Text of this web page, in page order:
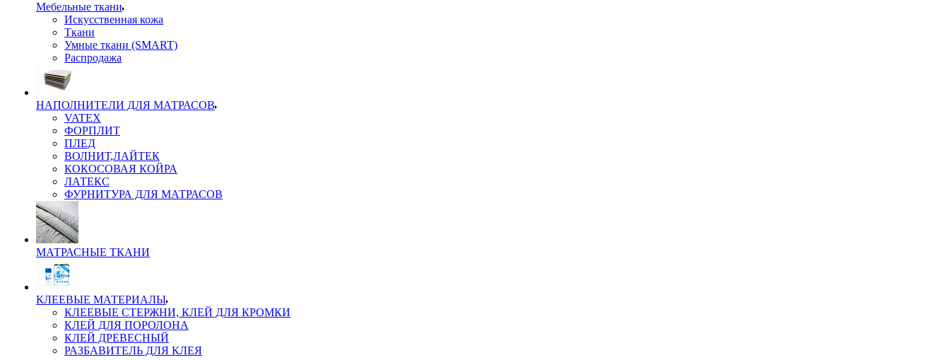
Мебельные ткани
Искусственная кожа
Ткани
Умные ткани (SMART)
Распродажа
НАПОЛНИТЕЛИ ДЛЯ МАТРАСОВ
VATEX
ФОРПЛИТ
ПЛЕД
ВОЛНИТ,ЛАЙТЕК
КОКОСОВАЯ КОЙРА
ЛАТЕКС
ФУРНИТУРА ДЛЯ МАТРАСОВ
МАТРАСНЫЕ ТКАНИ
КЛЕЕВЫЕ МАТЕРИАЛЫ
КЛЕЕВЫЕ СТЕРЖНИ, КЛЕЙ ДЛЯ КРОМКИ
КЛЕЙ ДЛЯ ПОРОЛОНА
КЛЕЙ ДРЕВЕСНЫЙ
РАЗБАВИТЕЛЬ ДЛЯ КЛЕЯ